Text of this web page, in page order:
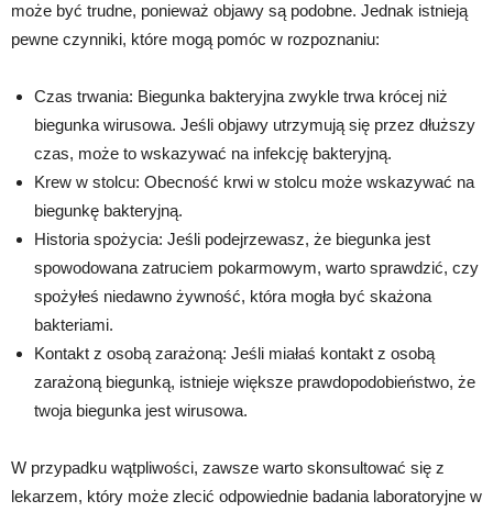
może być trudne, ponieważ objawy są podobne. Jednak istnieją
pewne czynniki, które mogą pomóc w rozpoznaniu:
Czas trwania: Biegunka bakteryjna zwykle trwa krócej niż
biegunka wirusowa. Jeśli objawy utrzymują się przez dłuższy
czas, może to wskazywać na infekcję bakteryjną.
Krew w stolcu: Obecność krwi w stolcu może wskazywać na
biegunkę bakteryjną.
Historia spożycia: Jeśli podejrzewasz, że biegunka jest
spowodowana zatruciem pokarmowym, warto sprawdzić, czy
spożyłeś niedawno żywność, która mogła być skażona
bakteriami.
Kontakt z osobą zarażoną: Jeśli miałaś kontakt z osobą
zarażoną biegunką, istnieje większe prawdopodobieństwo, że
twoja biegunka jest wirusowa.
W przypadku wątpliwości, zawsze warto skonsultować się z
lekarzem, który może zlecić odpowiednie badania laboratoryjne w